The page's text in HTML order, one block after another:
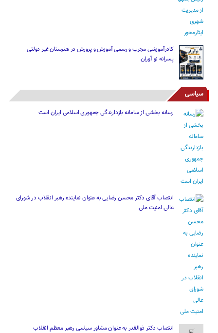
کادرآموزشی مجرب و رسمی آموزش و پرورش در هنرستان غیر دولتی
پسرانه نو آوران
سیاسی
رسانه بخشی از سامانه بازدارندگی جمهوری اسلامی ایران است
انتصاب آقای دکتر محسن رضایی به عنوان نماینده رهبر انقلاب در شورای
عالی امنیت ملی
انتصاب دکتر ذوالقدر به عنوان مشاور سیاسی رهبر معظم انقلاب